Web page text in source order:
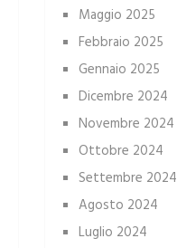
Maggio 2025
Febbraio 2025
Gennaio 2025
Dicembre 2024
Novembre 2024
Ottobre 2024
Settembre 2024
Agosto 2024
Luglio 2024